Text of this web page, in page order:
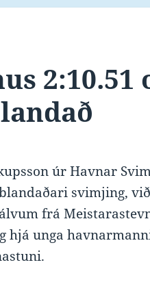
úr Havnar
svimjing,
frá
hjá unga